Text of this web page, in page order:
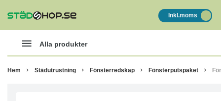
Inkl.moms
Alla produkter
Hem Städutrustning Fönsterredskap Fönsterputspaket